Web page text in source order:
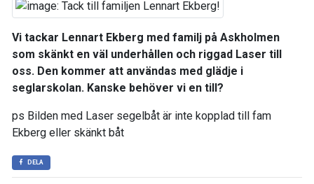
Vi tackar Lennart Ekberg med familj på Askholmen
som skänkt en väl underhållen och riggad Laser till
oss. Den kommer att användas med glädje i
seglarskolan. Kanske behöver vi en till?
ps Bilden med Laser segelbåt är inte kopplad till fam
Ekberg eller skänkt båt
DELA